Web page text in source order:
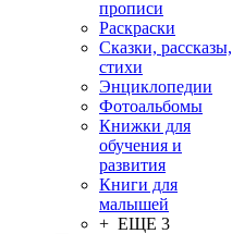
прописи
Раскраски
Сказки, рассказы,
стихи
Энциклопедии
Фотоальбомы
Книжки для
обучения и
развития
Книги для
малышей
+ ЕЩЕ 3